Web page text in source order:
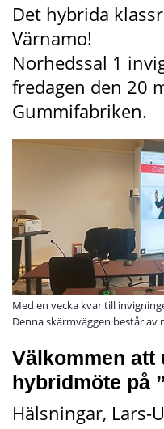
Det hybrida
Värnamo!
Norhedssal 1
fredagen den 20
Gummifabriken.
Med en vecka kvar till
Denna skärmväggen består
Välkommen att
hybridmöte på
Hälsningar, Lars-